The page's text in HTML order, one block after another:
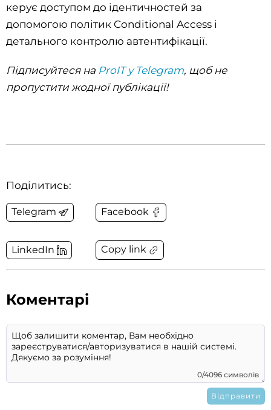
керує доступом до ідентичностей за
допомогою політик Conditional Access і
детального контролю автентифікації.
Підписуйтеся на ProIT у Telegram, щоб не
пропустити жодної публікації!
Поділитись:
Telegram Facebook
LinkedIn Copy link
Коментарі
0/4096 символів